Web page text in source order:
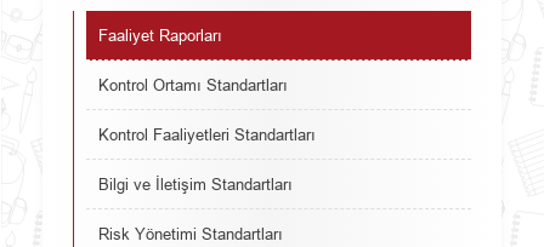
Faaliyet Raporları
Kontrol Ortamı Standartları
Kontrol Faaliyetleri Standartları
Bilgi ve İletişim Standartları
Risk Yönetimi Standartları